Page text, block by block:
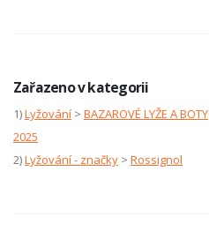
Zařazeno v kategorii
1)Lyžování > BAZAROVÉ LYŽE A BOTY
2025
2)Lyžování - značky > Rossignol